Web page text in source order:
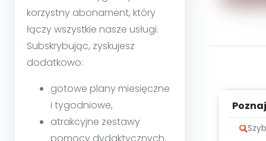
korzystny abonament, który
łączy wszystkie nasze usługi.
Subskrybując, zyskujesz
dodatkowo:
gotowe plany miesięczne
i tygodniowe,
atrakcyjne zestawy
pomocy dydaktycznych,